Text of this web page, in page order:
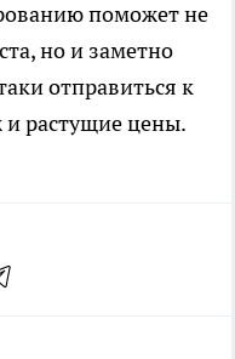
поможет не
но и заметно
отправиться к
растущие цены.